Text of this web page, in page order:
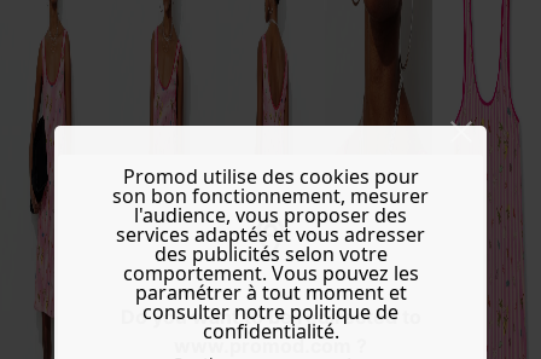
Do you want to be redirected to
www.promod.com ?
Promod utilise des cookies pour
son bon fonctionnement, mesurer
l'audience, vous proposer des
services adaptés et vous adresser
des publicités selon votre
comportement. Vous pouvez les
paramétrer à tout moment et
consulter notre politique de
confidentialité.